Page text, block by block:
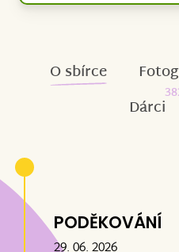
O sbírce
Dárci
PODĚKOVÁNÍ